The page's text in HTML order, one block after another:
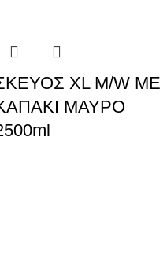
XL M/W ΜΕ
ΜΑΥΡΟ